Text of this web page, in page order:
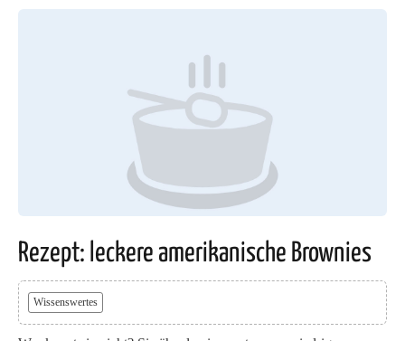
Rezept: leckere amerikanische Brownies
Wissenswertes